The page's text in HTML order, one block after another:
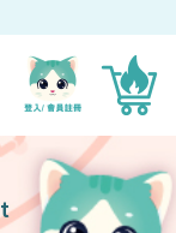
！